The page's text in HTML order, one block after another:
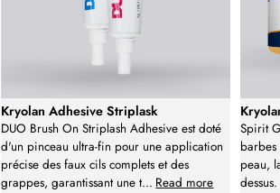
Kryolan Adhesive Striplask
DUO Brush On Striplash Adhesive est doté
d'un pinceau ultra-fin pour une application
précise des faux cils complets et des
grappes, garantissant une t... Read more
Spirit
peau,